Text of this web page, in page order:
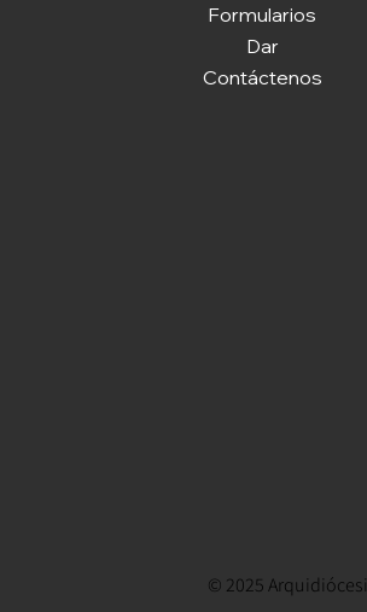
Formularios
Dar
Contáctenos
© 2025